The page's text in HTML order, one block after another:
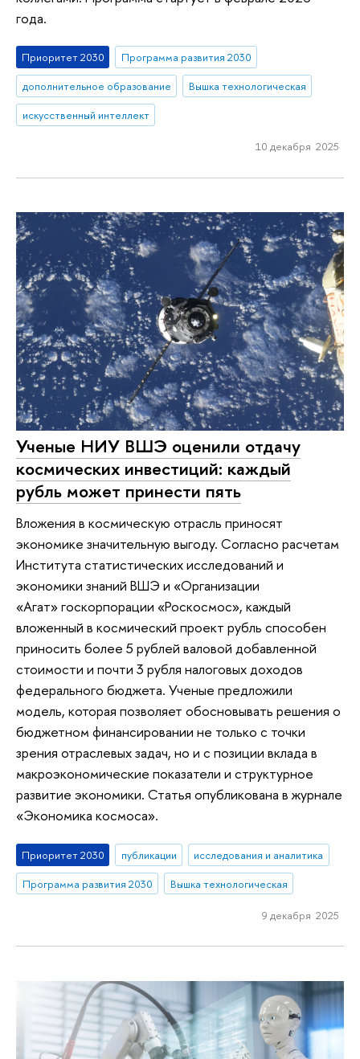
года.
Приоритет 2030
Программа развития 2030
дополнительное образование
Вышка технологическая
искусственный интеллект
10 декабря 2025
Ученые НИУ ВШЭ оценили отдачу
космических инвестиций: каждый
рубль может принести пять
Вложения в космическую отрасль приносят
экономике значительную выгоду. Согласно расчетам
Института статистических исследований и
экономики знаний ВШЭ и «Организации
«Агат» госкорпорации «Роскосмос», каждый
вложенный в космический проект рубль способен
приносить более 5 рублей валовой добавленной
стоимости и почти 3 рубля налоговых доходов
федерального бюджета. Ученые предложили
модель, которая позволяет обосновывать решения о
бюджетном финансировании не только с точки
зрения отраслевых задач, но и с позиции вклада в
макроэкономические показатели и структурное
развитие экономики. Статья опубликована в журнале
«Экономика космоса».
Приоритет 2030 публикации
исследования и аналитика
Программа развития 2030
Вышка технологическая
9 декабря 2025